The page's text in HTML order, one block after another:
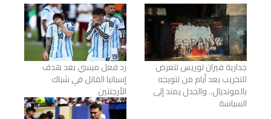
جدارية فيران توريس تتعرض
للتخريب بعد أيام من تتويجه
بالمونديال.. والجدل يمتد إلى
السياسة
رد فعل ميسي بعد هدف
إسبانيا القاتل في شباك
الأرجنتين